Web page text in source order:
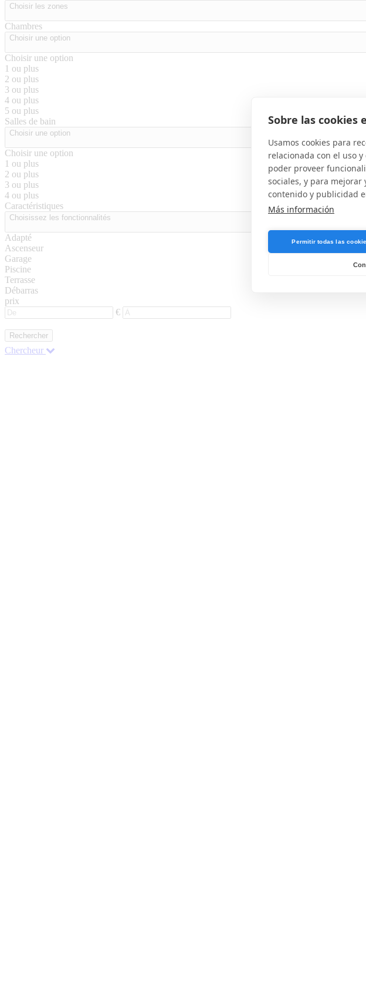
Sobre las cookies
Usamos cookies para
relacionada con el uso
poder proveer
sociales, y para
contenido y publicidad
Más información
Permitir todas las
Choisir les zones
Chambres
Choisir une option
Choisir une option
1 ou plus
2 ou plus
3 ou plus
4 ou plus
5 ou plus
Salles de bain
Choisir une option
Choisir une option
1 ou plus
2 ou plus
3 ou plus
4 ou plus
Caractéristiques
Choisissez les fonctionnalités
Adapté
Ascenseur
Garage
Piscine
Terrasse
Débarras
prix
€
Rechercher
Chercheur